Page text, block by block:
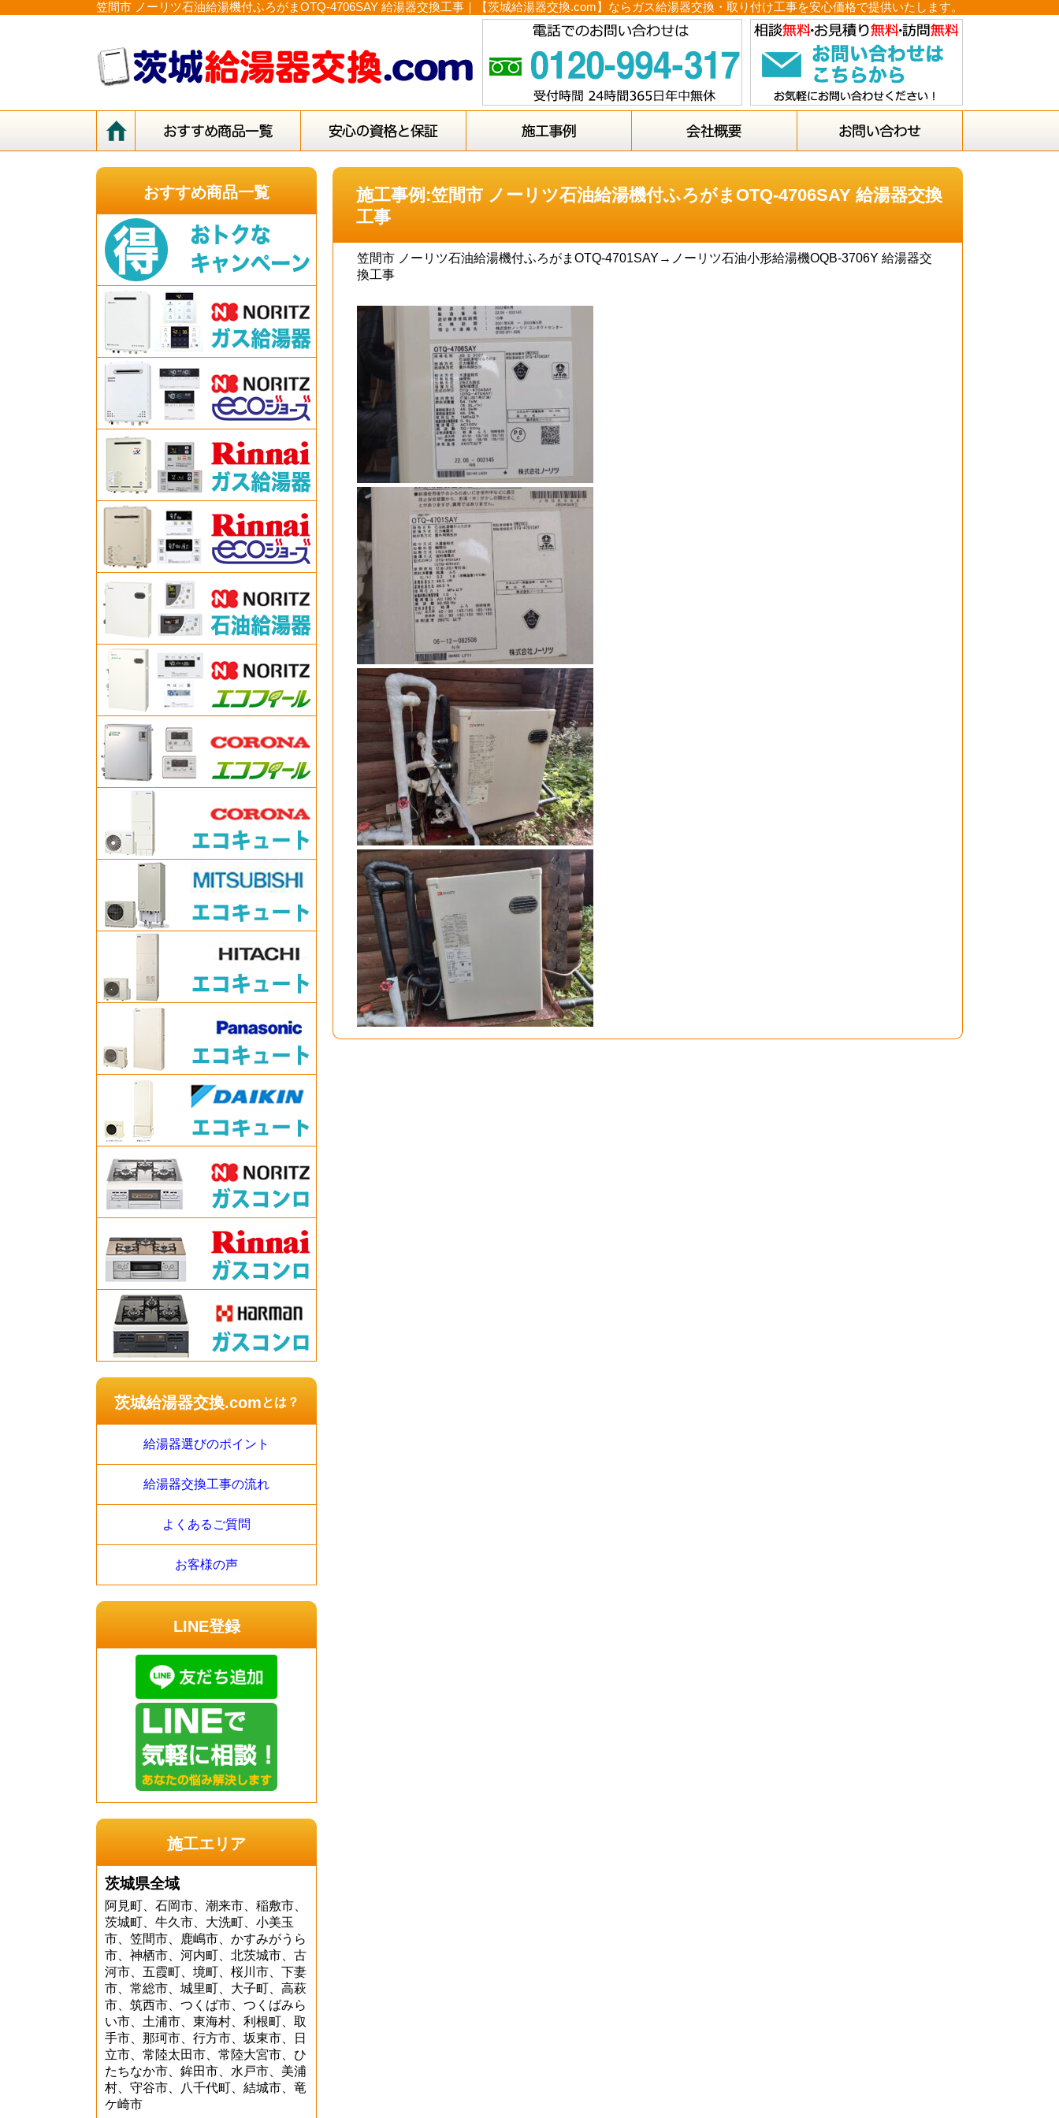
笠間市 ノーリツ石油給湯機付ふろがまOTQ-4706SAY 給湯器交換工事｜【茨城給湯器交換.com】ならガス給湯器交換・取り付け工事を安心価格で提供いたします。
施工事例:笠間市 ノーリツ石油給湯機付ふろがまOTQ-4706SAY 給湯器交換
工事
笠間市 ノーリツ石油給湯機付ふろがまOTQ-4701SAY→ノーリツ石油小形給湯機OQB-3706Y 給湯器交
換工事
おすすめ商品一覧
茨城給湯器交換.comとは？
給湯器選びのポイント
給湯器交換工事の流れ
よくあるご質問
お客様の声
LINE登録
施工エリア
茨城県全域
阿見町、石岡市、潮来市、稲敷市、
茨城町、牛久市、大洗町、小美玉
市、笠間市、鹿嶋市、かすみがうら
市、神栖市、河内町、北茨城市、古
河市、五霞町、境町、桜川市、下妻
市、常総市、城里町、大子町、高萩
市、筑西市、つくば市、つくばみら
い市、土浦市、東海村、利根町、取
手市、那珂市、行方市、坂東市、日
立市、常陸太田市、常陸大宮市、ひ
たちなか市、鉾田市、水戸市、美浦
村、守谷市、八千代町、結城市、竜
ケ崎市